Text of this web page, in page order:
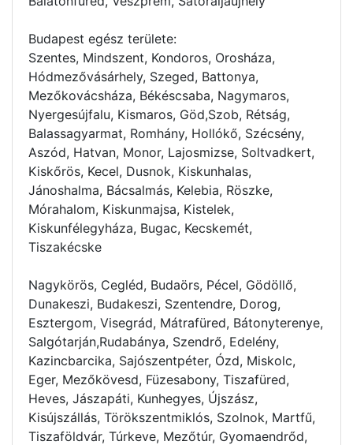
Budapest egész területe:
Szentes, Mindszent, Kondoros, Orosháza,
Hódmezővásárhely, Szeged, Battonya,
Mezőkovácsháza, Békéscsaba, Nagymaros,
Nyergesújfalu, Kismaros, Göd,Szob, Rétság,
Balassagyarmat, Romhány, Hollókő, Szécsény,
Aszód, Hatvan, Monor, Lajosmizse, Soltvadkert,
Kiskőrös, Kecel, Dusnok, Kiskunhalas,
Jánoshalma, Bácsalmás, Kelebia, Röszke,
Mórahalom, Kiskunmajsa, Kistelek,
Kiskunfélegyháza, Bugac, Kecskemét,
Tiszakécske
Nagykörös, Cegléd, Budaörs, Pécel, Gödöllő,
Dunakeszi, Budakeszi, Szentendre, Dorog,
Esztergom, Visegrád, Mátrafüred, Bátonyterenye,
Salgótarján,Rudabánya, Szendrő, Edelény,
Kazincbarcika, Sajószentpéter, Ózd, Miskolc,
Eger, Mezőkövesd, Füzesabony, Tiszafüred,
Heves, Jászapáti, Kunhegyes, Újszász,
Kisújszállás, Törökszentmiklós, Szolnok, Martfű,
Tiszaföldvár, Túrkeve, Mezőtúr, Gyomaendrőd,